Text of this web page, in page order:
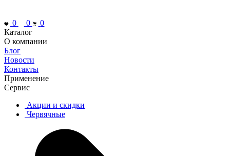
0 0
0
Каталог
О компании
Блог
Новости
Контакты
Применение
Сервис
Акции и скидки
Червячные